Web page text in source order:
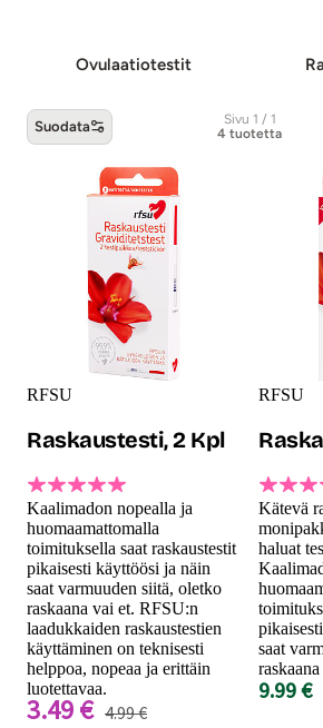
O­vu­laa­tio­tes­tit
Suodata
Sivu 1 / 1
4 tuotetta
Kotitestit -tuotteet
RFSU
Raskaustesti, 2 Kpl
Kaalimadon nopealla ja
huomaamattomalla
toimituksella saat raskaustestit
pikaisesti käyttöösi ja näin
saat varmuuden siitä, oletko
raskaana vai et. RFSU:n
laadukkaiden raskaustestien
käyttäminen on teknisesti
helppoa, nopeaa ja erittäin
luotettavaa.
3.49 € 4.99 €
RFSU
Kätevä
haluat
saat
9.99 €